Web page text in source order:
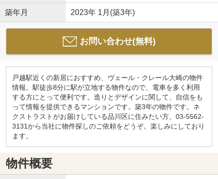
築年月 2023年 1月(築3年)
お問い合わせ(無料)
戸越駅近くの新居におすすめ、ヴェール・クレール大崎の物件
情報。駅徒歩8分に駅が立地する物件なので、電車を多く利用
する方にとって便利です。造りとデザインに関して、自信をも
って情報を提供できるマンションです。築3年の物件です。ネ
クストラストがお届けしている品川区に住みたい方、03-5562-
3131から当社に物件探しのご依頼をどうぞ。楽しみにしており
ます。
物件概要